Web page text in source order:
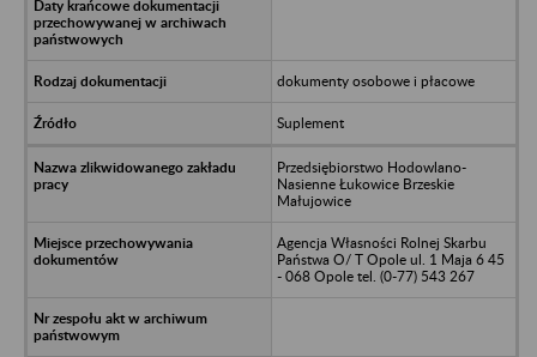
dokumenty osobowe i płacowe
Suplement
Przedsiębiorstwo Hodowlano-
Nasienne Łukowice Brzeskie
Małujowice
Agencja Własności Rolnej Skarbu
Państwa O/ T Opole ul. 1 Maja 6 45
- 068 Opole tel. (0-77) 543 267